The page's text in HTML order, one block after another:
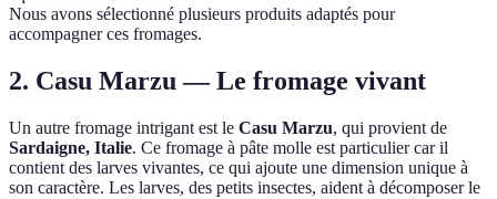
Nous avons sélectionné plusieurs produits adaptés pour
accompagner ces fromages.
2. Casu Marzu — Le fromage vivant
Un autre fromage intrigant est le Casu Marzu, qui provient de
Sardaigne, Italie. Ce fromage à pâte molle est particulier car il
contient des larves vivantes, ce qui ajoute une dimension unique à
son caractère. Les larves, des petits insectes, aident à décomposer le